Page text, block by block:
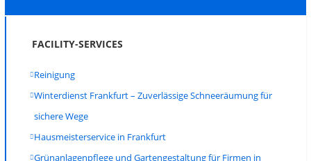
FACILITY-SERVICES
Reinigung
Winterdienst Frankfurt – Zuverlässige Schneeräumung für
sichere Wege
Hausmeisterservice in Frankfurt
Grünanlagenpflege und Gartengestaltung für Firmen in